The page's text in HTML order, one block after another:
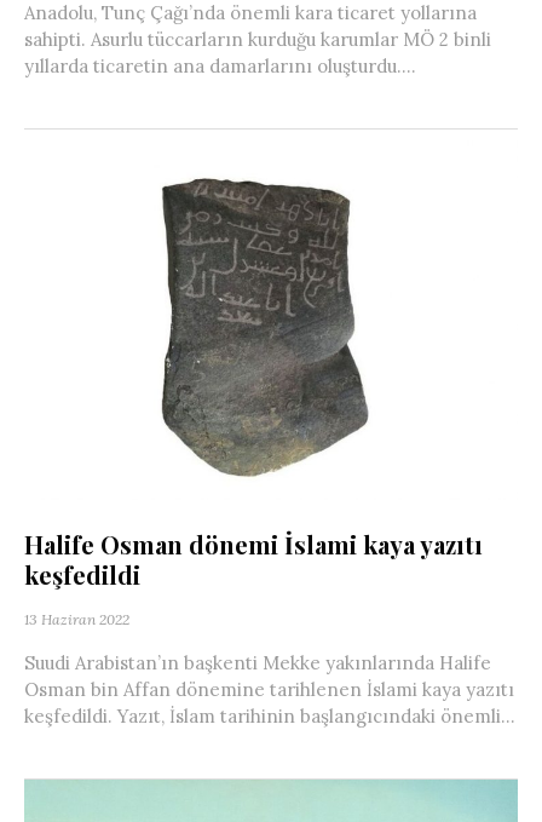
Anadolu, Tunç Çağı’nda önemli kara ticaret yollarına
sahipti. Asurlu tüccarların kurduğu karumlar MÖ 2 binli
yıllarda ticaretin ana damarlarını oluşturdu....
Halife Osman dönemi İslami kaya yazıtı
keşfedildi
13 Haziran 2022
Suudi Arabistan’ın başkenti Mekke yakınlarında Halife
Osman bin Affan dönemine tarihlenen İslami kaya yazıtı
keşfedildi. Yazıt, İslam tarihinin başlangıcındaki önemli...